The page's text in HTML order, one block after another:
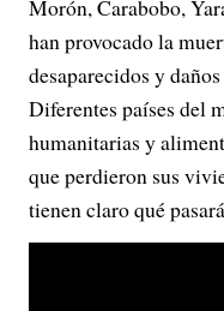
Morón, Carabobo,
han provocado la
desaparecidos y
Diferentes países del
humanitarias y
que perdieron sus
tienen claro qué